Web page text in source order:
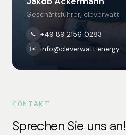
Geschäftsführer, cleverwatt
📞 +49 89 2156 0283
✉️ info@cleverwatt.energy
KONTAKT
Sprechen Sie uns an!